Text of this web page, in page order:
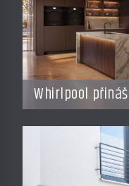
Whirlpool
styl vaření